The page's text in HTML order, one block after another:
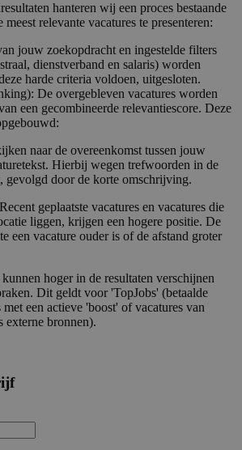
hanteren wij een proces bestaande
relevante vacatures te presenteren:
jouw zoekopdracht en ingestelde filters
dienstverband en salaris) worden
harde criteria voldoen, uitgesloten.
De overgebleven vacatures worden
een gecombineerde relevantiescore. Deze
naar de overeenkomst tussen jouw
Hierbij wegen trefwoorden in de
gevolgd door de korte omschrijving.
geplaatste vacatures en vacatures die
liggen, krijgen een hogere positie. De
een vacature ouder is of de afstand groter
hoger in de resultaten verschijnen
Dit geldt voor 'TopJobs' (betaalde
een actieve 'boost' of vacatures van
externe bronnen).